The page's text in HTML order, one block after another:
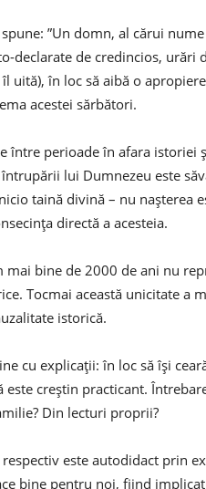
”Un domn, al cărui
declarate de credincios, urări
uită), în loc să aibă o
acestei sărbători.
între perioade în afara
lui Dumnezeu este
taină divină – nu nașterea
directă a acesteia.
mai bine de 2000 de ani nu
Tocmai această unicitate a
istorică.
cu explicații: în loc să își
este creștin practicant.
Din lecturi proprii?
este autodidact prin
bine pentru noi, fiind